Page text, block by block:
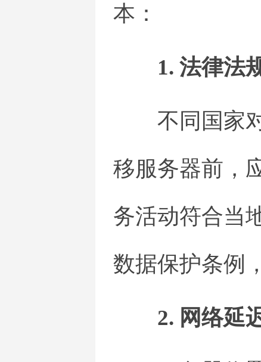
本：
1. 法律法
不同国家
移服务器前，
务活动符合当
数据保护条例
2. 网络延